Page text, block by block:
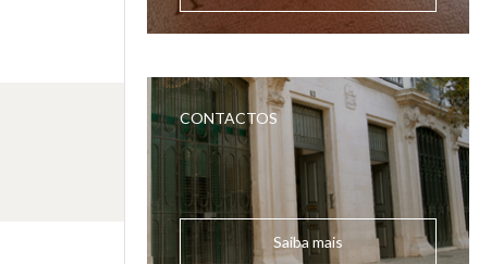
CONTACTOS
Saiba mais